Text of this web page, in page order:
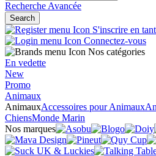
Recherche Avancée
Search
S'inscrire en
Connectez-vous
Nos catégories
En vedette
New
Promo
Animaux
AnimauxAccessoires pour Animaux
ChiensMonde Marin
Nos marques